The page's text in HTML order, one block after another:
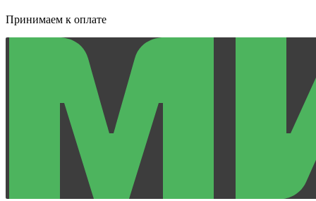
Принимаем к оплате